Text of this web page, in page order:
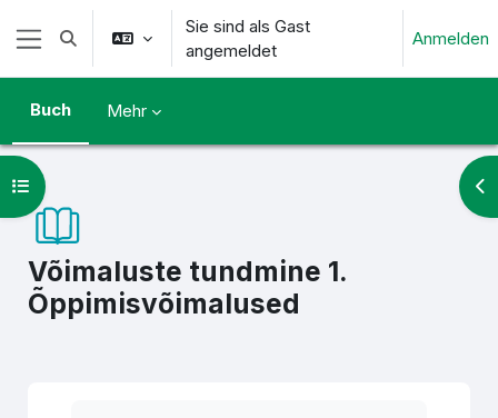
Zum Hauptinhalt
Website-Übersicht
Sucheingabe umschalten
Sie sind als Gast
angemeldet
Anmelden
Buch Mehr
Võimaluste tundmine 1.
Õppimisvõimalused
Kursindex öffnen